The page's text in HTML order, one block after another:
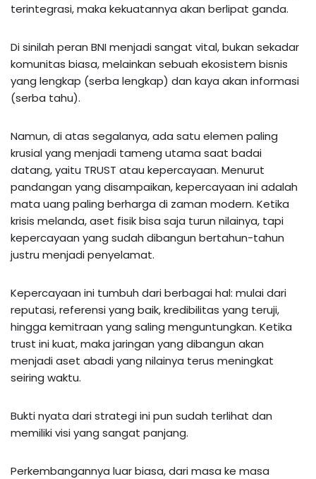
terintegrasi, maka kekuatannya akan berlipat ganda.
Di sinilah peran BNI menjadi sangat vital, bukan sekadar
komunitas biasa, melainkan sebuah ekosistem bisnis
yang lengkap (serba lengkap) dan kaya akan informasi
(serba tahu).
Namun, di atas segalanya, ada satu elemen paling
krusial yang menjadi tameng utama saat badai
datang, yaitu TRUST atau kepercayaan. Menurut
pandangan yang disampaikan, kepercayaan ini adalah
mata uang paling berharga di zaman modern. Ketika
krisis melanda, aset fisik bisa saja turun nilainya, tapi
kepercayaan yang sudah dibangun bertahun-tahun
justru menjadi penyelamat.
Kepercayaan ini tumbuh dari berbagai hal: mulai dari
reputasi, referensi yang baik, kredibilitas yang teruji,
hingga kemitraan yang saling menguntungkan. Ketika
trust ini kuat, maka jaringan yang dibangun akan
menjadi aset abadi yang nilainya terus meningkat
seiring waktu.
Bukti nyata dari strategi ini pun sudah terlihat dan
memiliki visi yang sangat panjang.
Perkembangannya luar biasa, dari masa ke masa